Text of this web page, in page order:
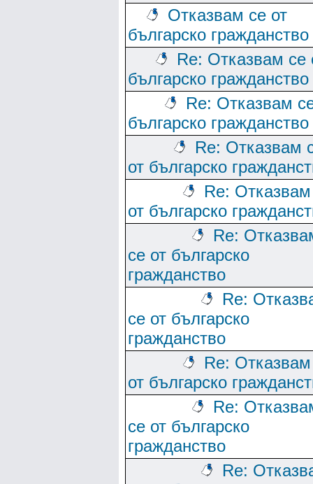
Отказвам се от
българско гражданство
Re: Отказвам се
българско гражданство
Re: Отказвам
българско гражданство
Re: Отказвам
от българско
Re:
от българско
Re:
се от българско
гражданство
Re:
се от българско
гражданство
Re:
от българско
Re:
се от българско
гражданство
Re: